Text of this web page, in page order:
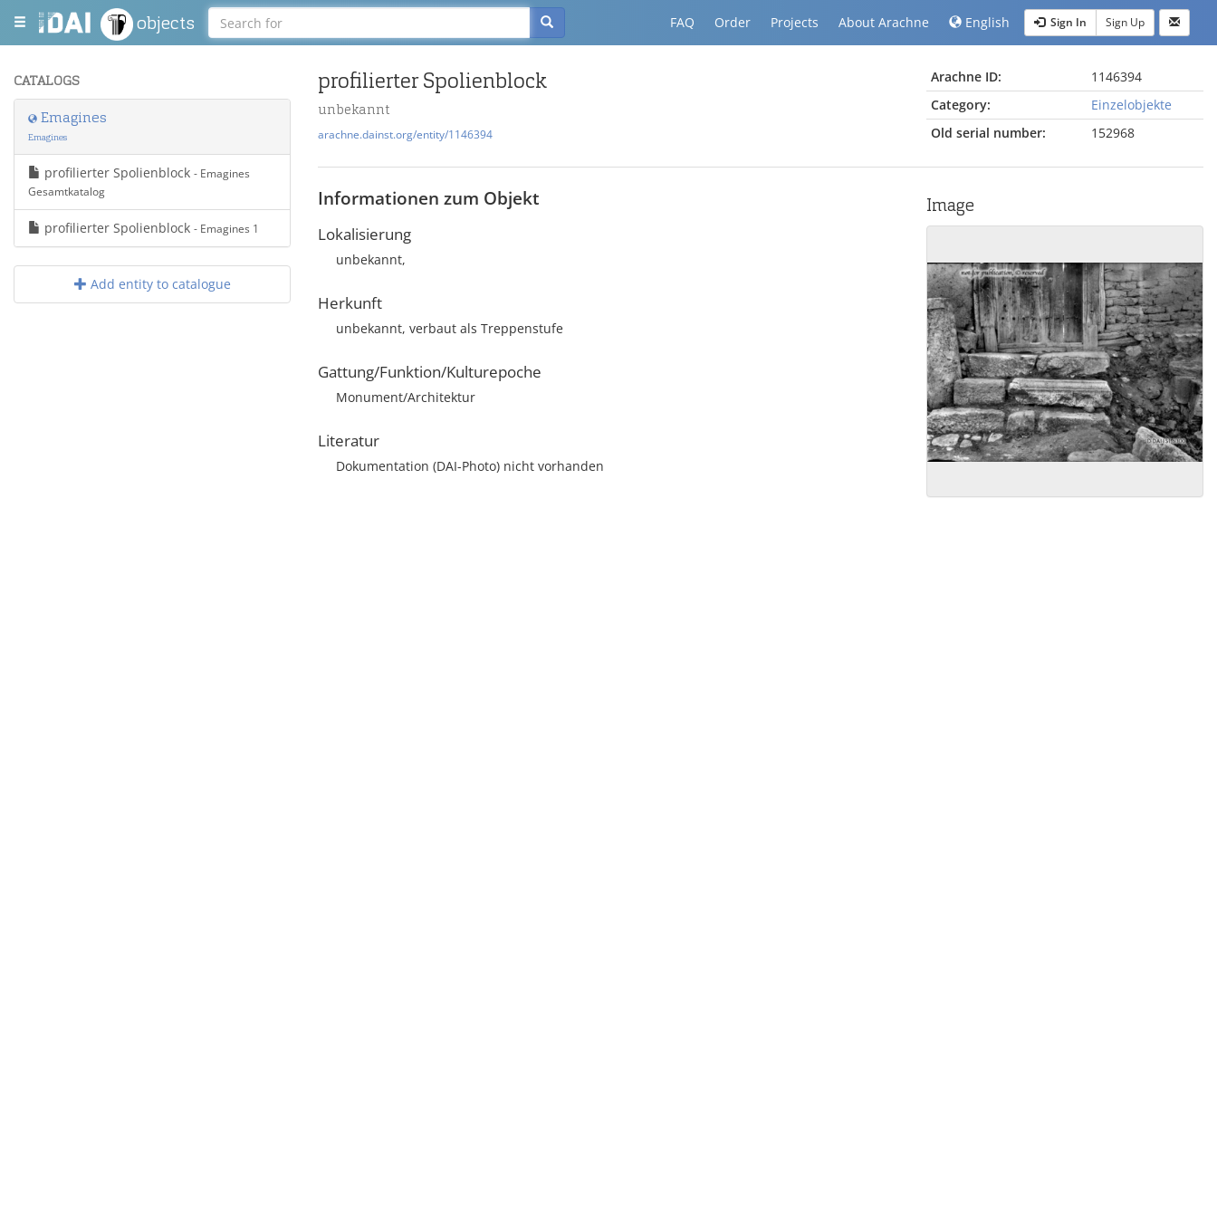
objects FAQ Order Projects About Arachne English Sign In Sign Up
CATALOGS
Emagines
Emagines
profilierter Spolienblock - Emagines
Gesamtkatalog
profilierter Spolienblock - Emagines 1
Add entity to catalogue
profilierter Spolienblock
unbekannt
arachne.dainst.org/entity/1146394
Arachne ID:
1146394
Category:
Einzelobjekte
Old serial number:
152968
Informationen zum Objekt
Lokalisierung
unbekannt,
Herkunft
unbekannt, verbaut als Treppenstufe
Gattung/Funktion/Kulturepoche
Monument/Architektur
Literatur
Dokumentation (DAI-Photo) nicht vorhanden
Image